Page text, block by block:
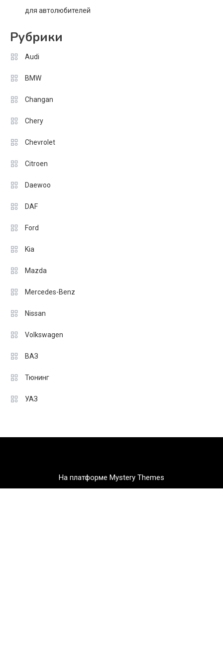
для автолюбителей
Рубрики
Audi
BMW
Changan
Chery
Chevrolet
Citroen
Daewoo
DAF
Ford
Kia
Mazda
Mercedes-Benz
Nissan
Volkswagen
ВАЗ
Тюнинг
УАЗ
На платформе Mystery Themes